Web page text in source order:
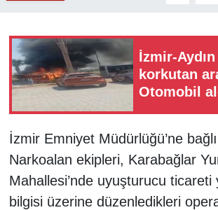
İzmir-
korkutan
Otomobil
İzmir Emniyet Müdürlüğü’ne
Narkoalan ekipleri, Karabağlar
Mahallesi’nde uyuşturucu ticareti
bilgisi üzerine düzenledikleri